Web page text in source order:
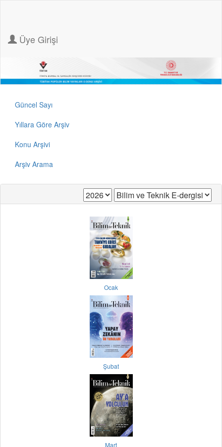
Üye Girişi
Güncel Sayı
Yıllara Göre Arşiv
Konu Arşivi
Arşiv Arama
Ocak
Şubat
Mart